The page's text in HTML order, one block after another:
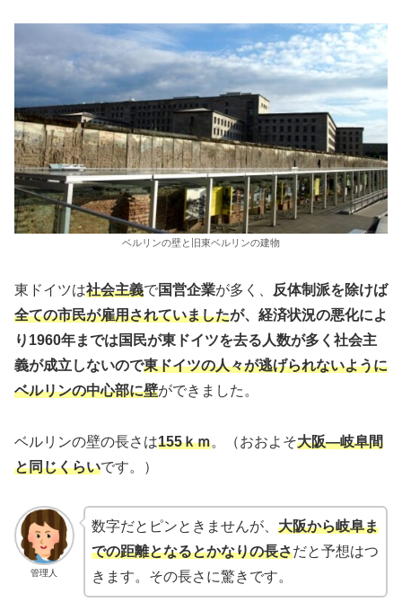
ベルリンの壁と旧東ベルリンの建物
東ドイツは社会主義で国営企業が多く、
反体制派を除けば
全ての市民が雇用されていましたが、経済状況の悪化によ
り1960年までは国民が東ドイツを去る人数が多く社会主
義が成立しないので東ドイツの人々が逃げられないように
ベルリンの中心部に壁ができました。
ベルリンの壁の長さは155ｋｍ。（おおよそ大阪―岐阜間
と同じくらいです。）
管理人
数字だとピンときませんが、 大阪から岐阜ま
での距離となるとかなりの長さだと予想はつ
きます。その長さに驚きです。